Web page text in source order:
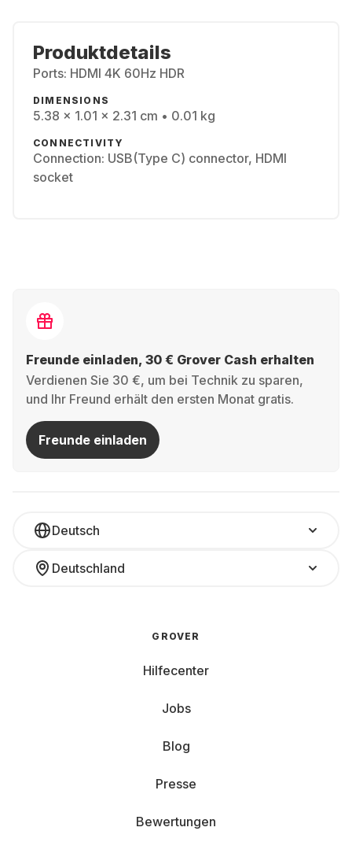
Produktdetails
Ports: HDMI 4K 60Hz HDR
DIMENSIONS
5.38 x 1.01 x 2.31 cm • 0.01 kg
CONNECTIVITY
Connection: USB(Type C) connector, HDMI
socket
Freunde einladen, 30 € Grover Cash erhalten
Verdienen Sie 30 €, um bei Technik zu sparen,
und Ihr Freund erhält den ersten Monat gratis.
Freunde einladen
Deutsch
Deutschland
GROVER
Hilfecenter
Jobs
Blog
Presse
Bewertungen